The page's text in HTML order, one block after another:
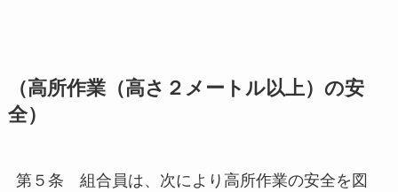
（高所作業（高さ２メートル以上）の安
全）
第５条 組合員は、次により高所作業の安全を図